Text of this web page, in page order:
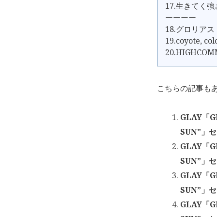
17.生きてく強
ーーーー
18.グロリアス
19.coyote,
こちらの記事も
GLAY「
SUN”」
GLAY「
SUN”」
GLAY「
SUN”」
GLAY「